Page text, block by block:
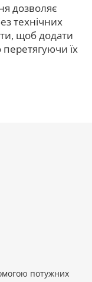
дозволяє
технічних
щоб додати
перетягуючи їх
потужних